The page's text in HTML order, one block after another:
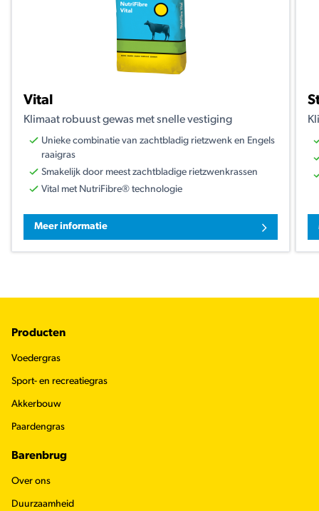
Vital
Klimaat robuust gewas met snelle vestiging
Unieke combinatie van zachtbladig rietzwenk en Engels
raaigras
Smakelijk door meest zachtbladige rietzwenkrassen
Vital met NutriFibre® technologie
Meer informatie
Footer
Producten
Voedergras
Sport- en recreatiegras
Akkerbouw
Paardengras
Barenbrug
Over ons
Duurzaamheid